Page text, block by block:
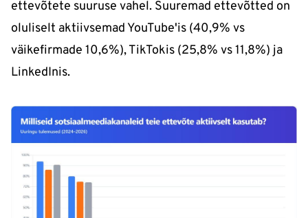
ettevõtete suuruse vahel. Suuremad ettevõtted on
oluliselt aktiivsemad YouTube'is (40,9% vs
väikefirmade 10,6%), TikTokis (25,8% vs 11,8%) ja
LinkedInis.